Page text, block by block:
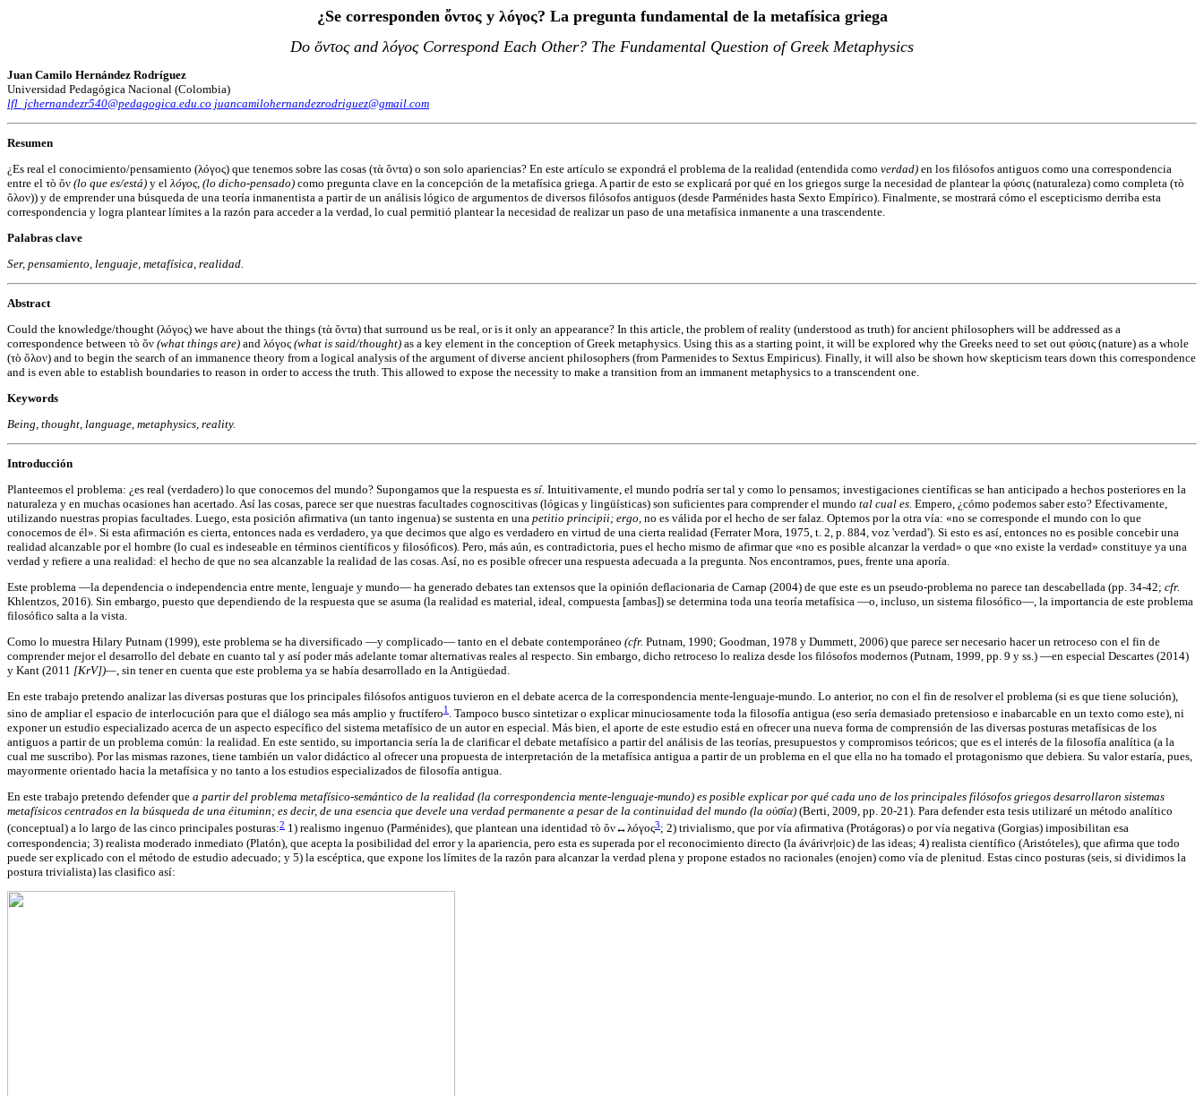
¿Se corresponden ὄντος y λóγος? La pregunta fundamental de la metafísica griega
Do ὄντος and λóγος Correspond Each Other? The Fundamental Question of Greek Metaphysics
Juan Camilo Hernández Rodríguez
Universidad Pedagógica Nacional (Colombia)
lfl_jchernandezr540@pedagogica.edu.co juancamilohernandezrodriguez@gmail.com
Resumen
¿Es real el conocimiento/pensamiento (λóγος) que tenemos sobre las cosas (τὰ ὄντα) o son solo apariencias? En este artículo se expondrá el problema de la realidad (entendida como verdad) en los filósofos antiguos como una correspondencia
entre el τò ὄν (lo que es/está) y elλóγος, (lo dicho-pensado) como pregunta clave en la concepción de la metafísica griega. A partir de esto se explicará por qué en los griegos surge la necesidad de plantear la φύσις (naturaleza) como completa (τò
ὄλον)) y de emprender una búsqueda de una teoría inmanentista a partir de un análisis lógico de argumentos de diversos filósofos antiguos (desde Parménides hasta Sexto Empírico). Finalmente, se mostrará cómo el escepticismo derriba esta
correspondencia y logra plantear límites a la razón para acceder a la verdad, lo cual permitió plantear la necesidad de realizar un paso de una metafísica inmanente a una trascendente.
Palabras clave
Ser, pensamiento, lenguaje, metafísica, realidad.
Abstract
Could the knowledge/thought (λóγος) we have about the things (τὰ ὄντα) that surround us be real, or is it only an appearance? In this article, the problem of reality (understood as truth) for ancient philosophers will be addressed as a
correspondence between τò ὄν (what things are) and λóγος (what is said/thought) as a key element in the conception of Greek metaphysics. Using this as a starting point, it will be explored why the Greeks need to set out φύσις (nature) as a whole
(τò ὄλον) and to begin the search of an immanence theory from a logical analysis of the argument of diverse ancient philosophers (from Parmenides to Sextus Empiricus). Finally, it will also be shown how skepticism tears down this correspondence
and is even able to establish boundaries to reason in order to access the truth. This allowed to expose the necessity to make a transition from an immanent metaphysics to a transcendent one.
Keywords
Being, thought, language, metaphysics, reality.
Introducción
Planteemos el problema: ¿es real (verdadero) lo que conocemos del mundo? Supongamos que la respuesta es sí. Intuitivamente, el mundo podría ser tal y como lo pensamos; investigaciones científicas se han anticipado a hechos posteriores en la
naturaleza y en muchas ocasiones han acertado. Así las cosas, parece ser que nuestras facultades cognoscitivas (lógicas y lingüísticas) son suficientes para comprender el mundo tal cual es. Empero, ¿cómo podemos saber esto? Efectivamente,
utilizando nuestras propias facultades. Luego, esta posición afirmativa (un tanto ingenua) se sustenta en una petitio principii; ergo, no es válida por el hecho de ser falaz. Optemos por la otra vía: «no se corresponde el mundo con lo que
conocemos de él». Si esta afirmación es cierta, entonces nada es verdadero, ya que decimos que algo es verdadero en virtud de una cierta realidad (Ferrater Mora, 1975, t. 2, p. 884, voz 'verdad'). Si esto es así, entonces no es posible concebir una
realidad alcanzable por el hombre (lo cual es indeseable en términos científicos y filosóficos). Pero, más aún, es contradictoria, pues el hecho mismo de afirmar que «no es posible alcanzar la verdad» o que «no existe la verdad» constituye ya una
verdad y refiere a una realidad: el hecho de que no sea alcanzable la realidad de las cosas. Así, no es posible ofrecer una respuesta adecuada a la pregunta. Nos encontramos, pues, frente una aporía.
Este problema —la dependencia o independencia entre mente, lenguaje y mundo— ha generado debates tan extensos que la opinión deflacionaria de Carnap (2004) de que este es un pseudo-problema no parece tan descabellada (pp. 34-42; cfr.
Khlentzos, 2016). Sin embargo, puesto que dependiendo de la respuesta que se asuma (la realidad es material, ideal, compuesta [ambas]) se determina toda una teoría metafísica —o, incluso, un sistema filosófico—, la importancia de este problema
filosófico salta a la vista.
Como lo muestra Hilary Putnam (1999), este problema se ha diversificado —y complicado— tanto en el debate contemporáneo (cfr. Putnam, 1990; Goodman, 1978 y Dummett, 2006) que parece ser necesario hacer un retroceso con el fin de
comprender mejor el desarrollo del debate en cuanto tal y así poder más adelante tomar alternativas reales al respecto. Sin embargo, dicho retroceso lo realiza desde los filósofos modernos (Putnam, 1999, pp. 9 y ss.) —en especial Descartes (2014)
y Kant (2011 [KrV])—, sin tener en cuenta que este problema ya se había desarrollado en la Antigüedad.
En este trabajo pretendo analizar las diversas posturas que los principales filósofos antiguos tuvieron en el debate acerca de la correspondencia mente-lenguaje-mundo. Lo anterior, no con el fin de resolver el problema (si es que tiene solución),
sino de ampliar el espacio de interlocución para que el diálogo sea más amplio y fructífero1 . Tampoco busco sintetizar o explicar minuciosamente toda la filosofía antigua (eso sería demasiado pretensioso e inabarcable en un texto como este), ni
exponer un estudio especializado acerca de un aspecto específico del sistema metafísico de un autor en especial. Más bien, el aporte de este estudio está en ofrecer una nueva forma de comprensión de las diversas posturas metafísicas de los
antiguos a partir de un problema común: la realidad. En este sentido, su importancia sería la de clarificar el debate metafísico a partir del análisis de las teorías, presupuestos y compromisos teóricos; que es el interés de la filosofía analítica (a la
cual me suscribo). Por las mismas razones, tiene también un valor didáctico al ofrecer una propuesta de interpretación de la metafísica antigua a partir de un problema en el que ella no ha tomado el protagonismo que debiera. Su valor estaría, pues,
mayormente orientado hacia la metafísica y no tanto a los estudios especializados de filosofía antigua.
En este trabajo pretendo defender que a partir del problema metafísico-semántico de la realidad (la correspondencia mente-lenguaje-mundo) es posible explicar por qué cada uno de los principales filósofos griegos desarrollaron sistemas
metafísicos centrados en la búsqueda de una éituminn; es decir, de una esencia que devele una verdad permanente a pesar de la continuidad del mundo (la οὐσία) (Berti, 2009, pp. 20-21). Para defender esta tesis utilizaré un método analítico
(conceptual) a lo largo de las cinco principales posturas:2 1) realismo ingenuo (Parménides), que plantean una identidad τò ὄν↔λóγος3; 2) trivialismo, que por vía afirmativa (Protágoras) o por vía negativa (Gorgias) imposibilitan esa
correspondencia; 3) realista moderado inmediato (Platón), que acepta la posibilidad del error y la apariencia, pero esta es superada por el reconocimiento directo (la ávárivr|oic) de las ideas; 4) realista científico (Aristóteles), que afirma que todo
puede ser explicado con el método de estudio adecuado; y 5) la escéptica, que expone los límites de la razón para alcanzar la verdad plena y propone estados no racionales (enojen) como vía de plenitud. Estas cinco posturas (seis, si dividimos la
postura trivialista) las clasifico así: